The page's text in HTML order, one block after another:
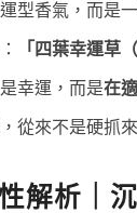
型香氣，而是
「四葉幸運草
幸運，而是在
從來不是硬抓
解析｜